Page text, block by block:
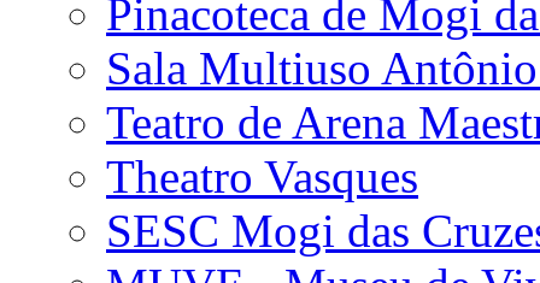
Pinacoteca de Mogi
Sala Multiuso
Teatro de Arena
Theatro Vasques
SESC Mogi das